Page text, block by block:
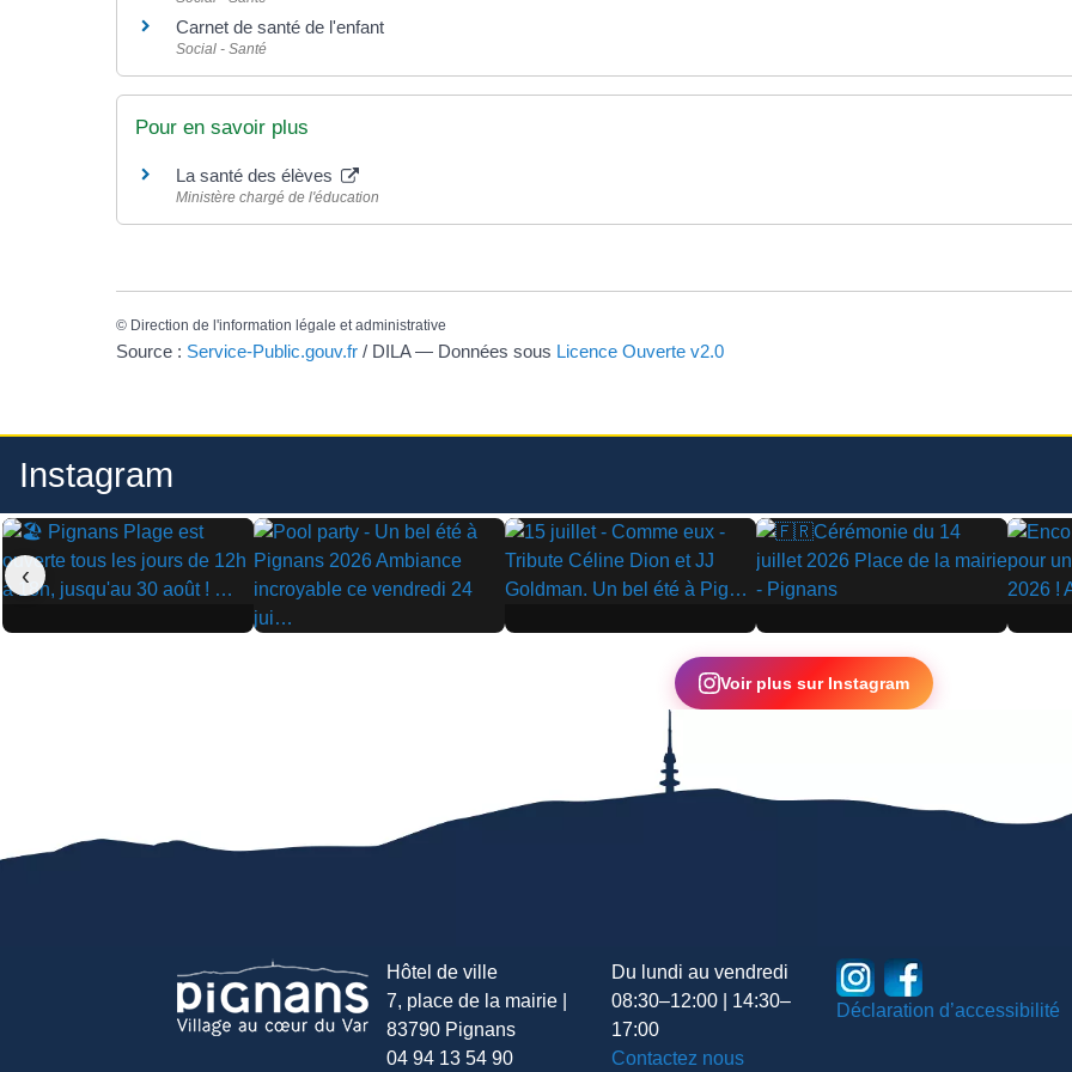
Carnet de santé de l'enfant
Social - Santé
Pour en savoir plus
La santé des élèves
Ministère chargé de l'éducation
© Direction de l'information légale et administrative
Source : Service-Public.gouv.fr / DILA — Données sous Licence Ouverte v2.0
Instagram
▶
▶
▶ ▶ ▶
‹
Voir plus sur Instagram
Hôtel de ville
7, place de la mairie |
83790 Pignans
04 94 13 54 90
Du lundi au vendredi
08:30–12:00 | 14:30–
17:00
Contactez nous
Déclaration d’accessibilité